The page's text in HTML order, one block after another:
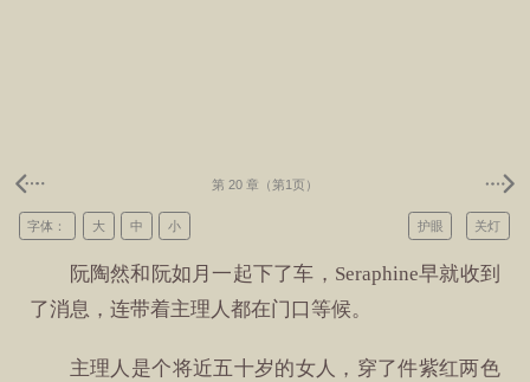
第 20 章（第1页）
关灯
护眼
字体： 大 中 小
阮陶然和阮如月一起下了车，Seraphine早就收到
了消息，连带着主理人都在门口等候。
主理人是个将近五十岁的女人，穿了件紫红两色